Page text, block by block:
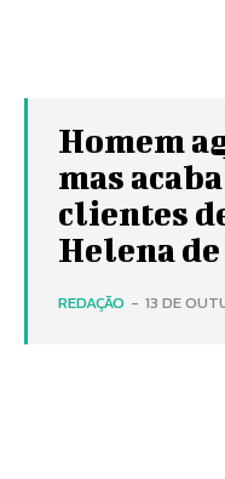
Homem
mas
clientes
Helena
REDAÇÃO - 13 DE